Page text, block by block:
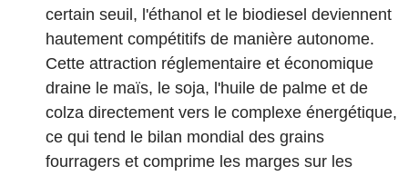
certain seuil, l'éthanol et le biodiesel deviennent
hautement compétitifs de manière autonome.
Cette attraction réglementaire et économique
draine le maïs, le soja, l'huile de palme et de
colza directement vers le complexe énergétique,
ce qui tend le bilan mondial des grains
fourragers et comprime les marges sur les